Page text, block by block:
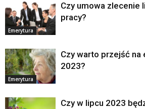
Emerytura
Czy umowa zlecenie
pracy?
Emerytura
Czy warto przejść na
2023?
Czy w lipcu 2023